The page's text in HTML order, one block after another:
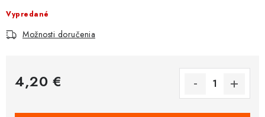
Vypredané
Možnosti doručenia
4,20 €